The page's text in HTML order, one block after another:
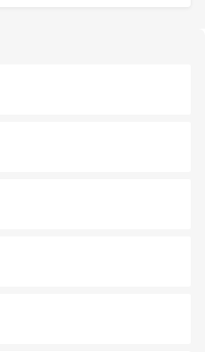
風情を楽しめる外せないスポット